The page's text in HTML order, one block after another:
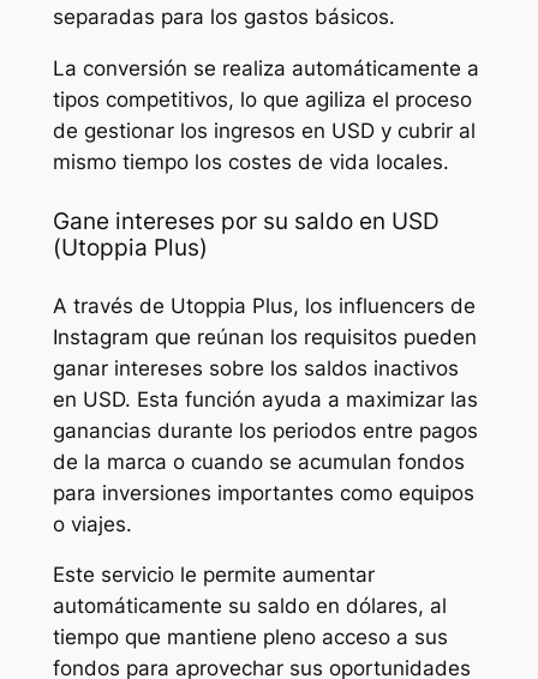
separadas para los gastos básicos.
La conversión se realiza automáticamente a
tipos competitivos, lo que agiliza el proceso
de gestionar los ingresos en USD y cubrir al
mismo tiempo los costes de vida locales.
Gane intereses por su saldo en USD
(Utoppia Plus)
A través de Utoppia Plus, los influencers de
Instagram que reúnan los requisitos pueden
ganar intereses sobre los saldos inactivos
en USD. Esta función ayuda a maximizar las
ganancias durante los periodos entre pagos
de la marca o cuando se acumulan fondos
para inversiones importantes como equipos
o viajes.
Este servicio le permite aumentar
automáticamente su saldo en dólares, al
tiempo que mantiene pleno acceso a sus
fondos para aprovechar sus oportunidades